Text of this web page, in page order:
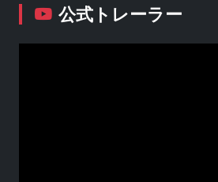
公式トレーラー